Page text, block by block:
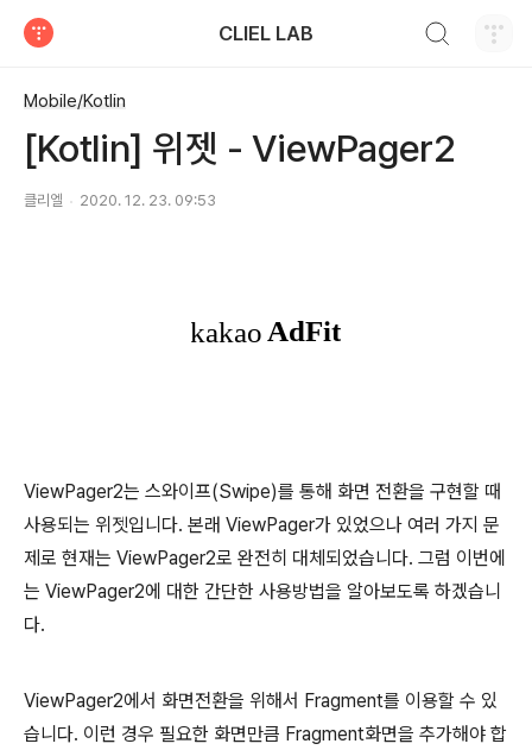
CLIEL LAB
Mobile/Kotlin
[Kotlin] 위젯 - ViewPager2
클리엘 2020. 12. 23. 09:53
ViewPager2는 스와이프(Swipe)를 통해 화면 전환을 구현할 때
사용되는 위젯입니다. 본래 ViewPager가 있었으나 여러 가지 문
제로 현재는 ViewPager2로 완전히 대체되었습니다. 그럼 이번에
는 ViewPager2에 대한 간단한 사용방법을 알아보도록 하겠습니
다.
ViewPager2에서 화면전환을 위해서 Fragment를 이용할 수 있
습니다. 이런 경우 필요한 화면만큼 Fragment화면을 추가해야 합